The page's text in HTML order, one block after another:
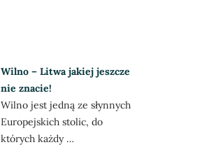
Wilno – Litwa jakiej jeszcze
nie znacie!
Wilno jest jedną ze słynnych
Europejskich stolic, do
których każdy …